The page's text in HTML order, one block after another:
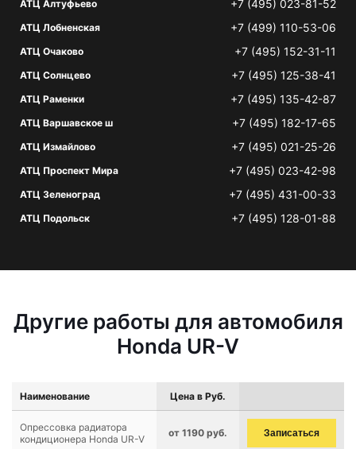
АТЦ Алтуфьево +7 (495) 023-81-52
АТЦ Лобненская +7 (499) 110-53-06
АТЦ Очаково +7 (495) 152-31-11
АТЦ Солнцево +7 (495) 125-38-41
АТЦ Раменки +7 (495) 135-42-87
АТЦ Варшавское ш +7 (495) 182-17-65
АТЦ Измайлово +7 (495) 021-25-26
АТЦ Проспект Мира +7 (495) 023-42-98
АТЦ Зеленоград +7 (495) 431-00-33
АТЦ Подольск +7 (495) 128-01-88
Другие работы для автомобиля
Honda UR-V
Наименование Цена в Руб.
Опрессовка радиатора
кондиционера Honda UR-V
от 1190 руб. Записаться